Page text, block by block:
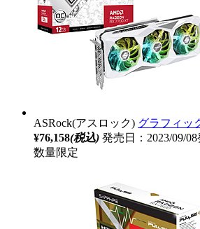
ASRock(アスロック) グラフィッ
¥76,158(税込) 発売日：2023/09/08
数量限定